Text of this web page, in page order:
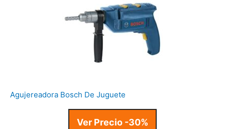
Agujereadora Bosch De Juguete
Ver Precio -30%